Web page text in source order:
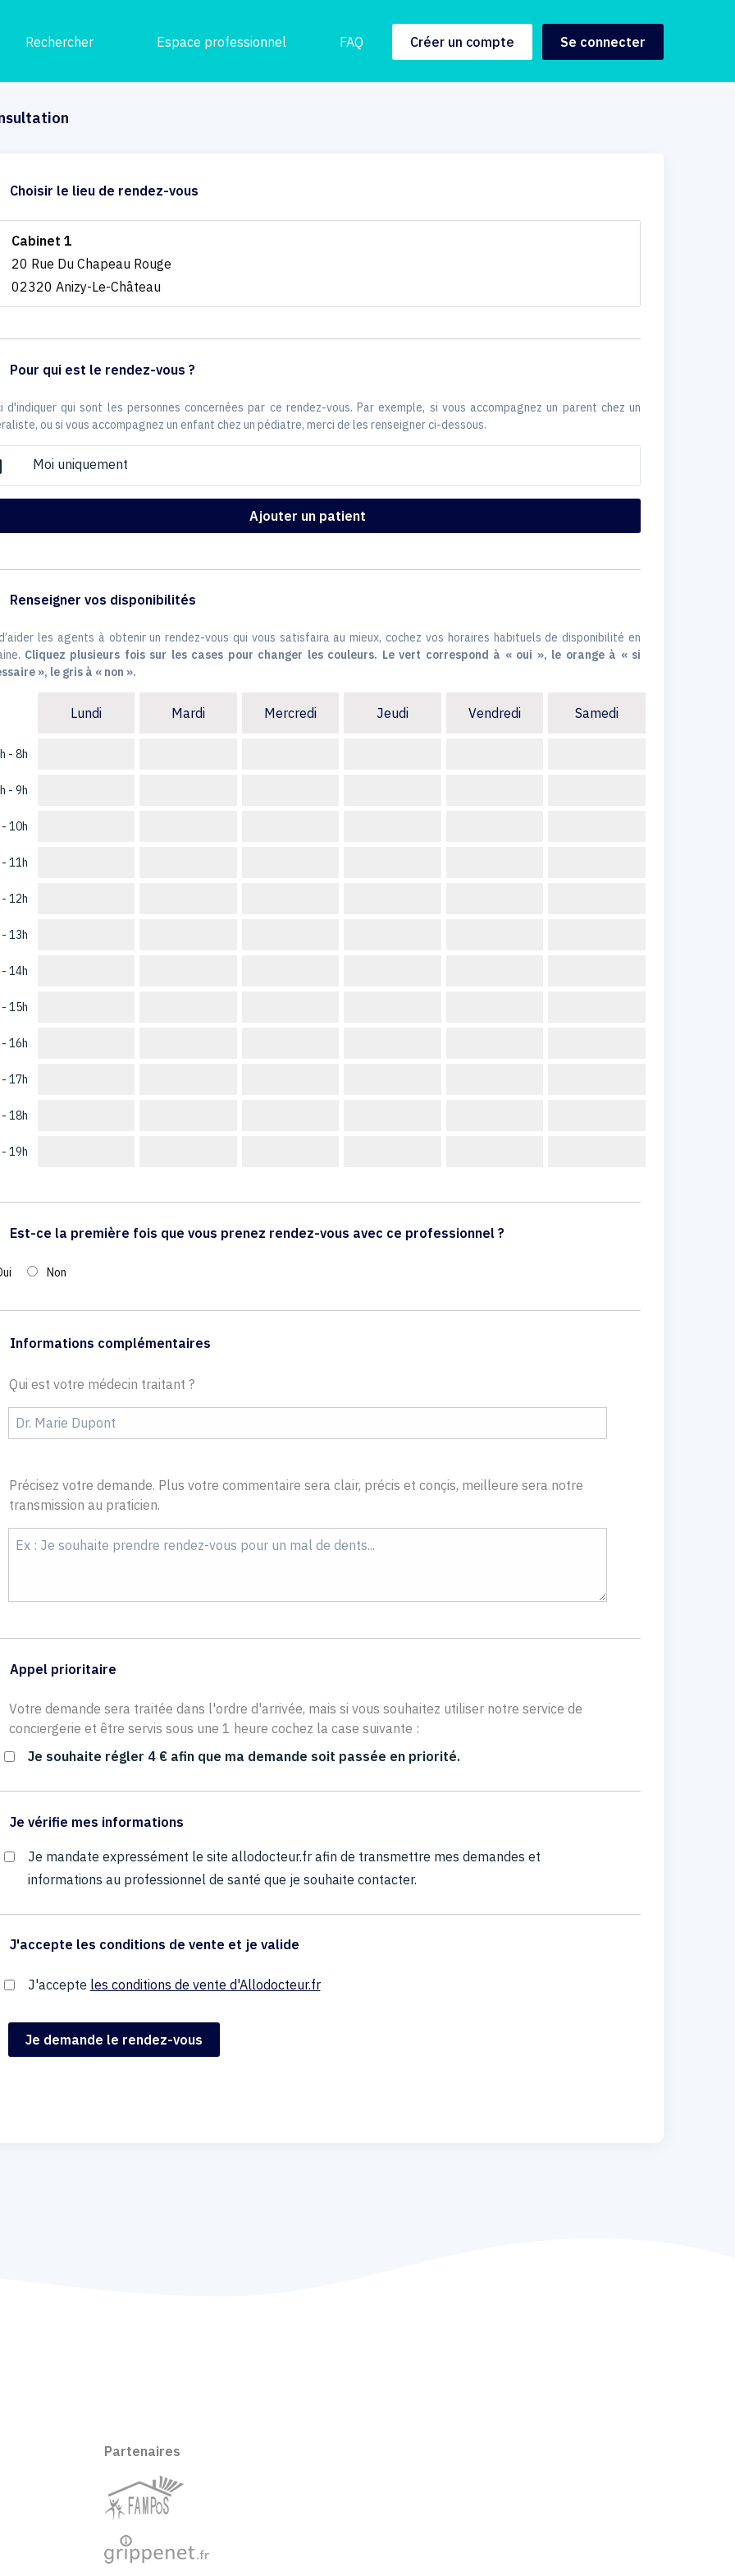
Rechercher Espace professionnel FAQ Créer un compte Se connecter
Choisir le lieu de rendez-vous
Cabinet 1
20 Rue Du Chapeau Rouge
02320 Anizy-Le-Château
Pour qui est le rendez-vous ?
d'indiquer qui sont les personnes concernées par ce rendez-vous. Par exemple, si vous accompagnez un parent chez un
ou si vous accompagnez un enfant chez un pédiatre, merci de les renseigner ci-dessous.
Moi uniquement
Ajouter un patient
Renseigner vos disponibilités
les agents à obtenir un rendez-vous qui vous satisfaira au mieux, cochez vos horaires habituels de disponibilité en
Cliquez plusieurs fois sur les cases pour changer les couleurs. Le vert correspond à « oui », le orange à « si
», le gris à « non ».
- 8h
- 9h
10h
11h
12h
13h
14h
15h
16h
17h
18h
19h
Lundi Mardi Mercredi Jeudi Vendredi Samedi
Est-ce la première fois que vous prenez rendez-vous avec ce professionnel ?
Non
Informations complémentaires
Qui est votre médecin traitant ?
Précisez votre demande. Plus votre commentaire sera clair, précis et conçis, meilleure sera notre
transmission au praticien.
Appel prioritaire
Votre demande sera traitée dans l'ordre d'arrivée, mais si vous souhaitez utiliser notre service de
conciergerie et être servis sous une 1 heure cochez la case suivante :
Je souhaite régler 4 € afin que ma demande soit passée en priorité.
Je vérifie mes informations
Je mandate expressément le site allodocteur.fr afin de transmettre mes demandes et
informations au professionnel de santé que je souhaite contacter.
J'accepte les conditions de vente et je valide
J'accepte les conditions de vente d'Allodocteur.fr
Partenaires